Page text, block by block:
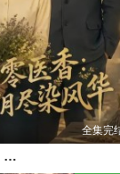
全集完
七零医香：岁月尽染风华